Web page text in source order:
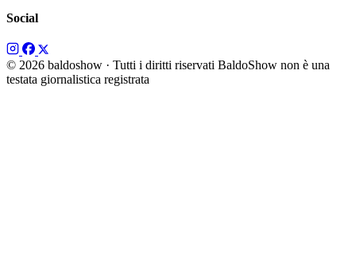
Social
© 2026 baldoshow · Tutti i diritti riservati BaldoShow non è una
testata giornalistica registrata